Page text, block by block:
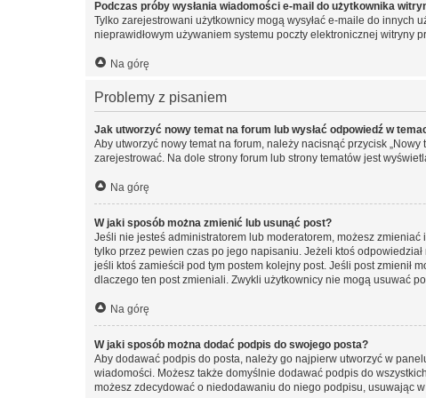
Podczas próby wysłania wiadomości e-mail do użytkownika
Tylko zarejestrowani użytkownicy mogą wysyłać e-maile do innych
nieprawidłowym używaniem systemu poczty elektronicznej witryny
Na górę
Problemy z pisaniem
Jak utworzyć nowy temat na forum lub wysłać odpowiedź w
Aby utworzyć nowy temat na forum, należy nacisnąć przycisk
zarejestrować. Na dole strony forum lub strony tematów jest
Na górę
W jaki sposób można zmienić lub usunąć post?
Jeśli nie jesteś administratorem lub moderatorem, możesz
tylko przez pewien czas po jego napisaniu. Jeżeli ktoś
jeśli ktoś zamieścił pod tym postem kolejny post. Jeśli post zmienił
dlaczego ten post zmieniali. Zwykli użytkownicy nie mogą usuwać
Na górę
W jaki sposób można dodać podpis do swojego posta?
Aby dodawać podpis do posta, należy go najpierw utworzyć w
wiadomości. Możesz także domyślnie dodawać podpis do
możesz zdecydować o niedodawaniu do niego podpisu, usuwając